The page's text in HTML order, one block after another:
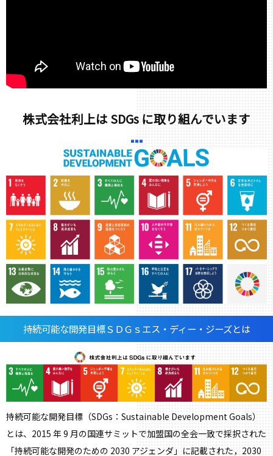
株式会社利上は SDGs に取り組んでいます
持続可能な開発目標ＳＤＧｓエス・ディー・ジーズとは
持続可能な開発目標（SDGs：Sustainable Development Goals）
とは、2015 年 9 月の国連サミットで加盟国の全会一致で採択された
「持続可能な開発のための 2030 アジェンダ」に記載された，2030